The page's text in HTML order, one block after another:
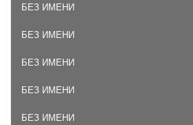
БЕЗ ИМЕНИ
БЕЗ ИМЕНИ
БЕЗ ИМЕНИ
БЕЗ ИМЕНИ
БЕЗ ИМЕНИ